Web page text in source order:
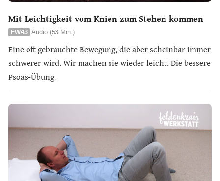
Mit Leichtigkeit vom Knien zum Stehen kommen
FW43 Audio (53 Min.)
Eine oft gebrauchte Bewegung, die aber scheinbar immer
schwerer wird. Wir machen sie wieder leicht. Die bessere
Psoas-Übung.